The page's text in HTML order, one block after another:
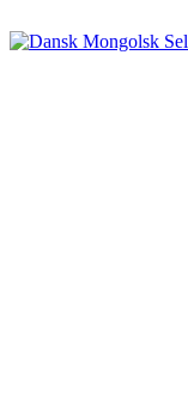
til